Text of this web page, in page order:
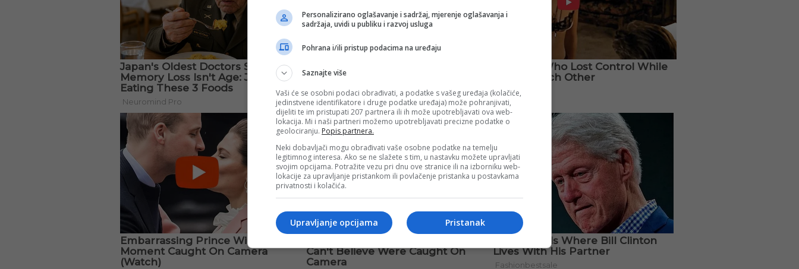
Personalizirano oglašavanje i sadržaj, mjerenje oglašavanja i
sadržaja, uvidi u publiku i razvoj usluga
Pohrana i/ili pristup podacima na uređaju
Saznajte više
Vaši će se osobni podaci obrađivati, a podatke s vašeg uređaja (kolačiće,
jedinstvene identifikatore i druge podatke uređaja) može pohranjivati,
dijeliti te im pristupati 207 partnera ili ih može upotrebljavati ova web-
lokacija. Mi i naši partneri možemo upotrebljavati precizne podatke o
geolociranju. Popis partnera.
Neki dobavljači mogu obrađivati vaše osobne podatke na temelju
legitimnog interesa. Ako se ne slažete s tim, u nastavku možete upravljati
svojim opcijama. Potražite vezu pri dnu ove stranice ili na izborniku web-
lokacije za upravljanje pristankom ili povlačenje pristanka u postavkama
privatnosti i kolačića.
Pristanak
Upravljanje opcijama